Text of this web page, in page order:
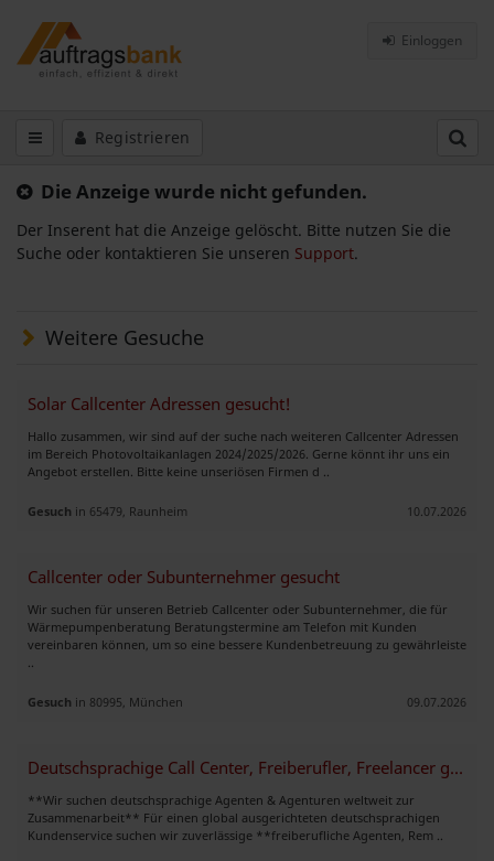
Einloggen
Registrieren
Die Anzeige wurde nicht gefunden.
Der Inserent hat die Anzeige gelöscht. Bitte nutzen Sie die
Suche oder kontaktieren Sie unseren Support.
Weitere Gesuche
Solar Callcenter Adressen gesucht!
Hallo zusammen, wir sind auf der suche nach weiteren Callcenter Adressen
im Bereich Photovoltaikanlagen 2024/2025/2026. Gerne könnt ihr uns ein
Angebot erstellen. Bitte keine unseriösen Firmen d ..
Gesuch in 65479, Raunheim 10.07.2026
Callcenter oder Subunternehmer gesucht
Wir suchen für unseren Betrieb Callcenter oder Subunternehmer, die für
Wärmepumpenberatung Beratungstermine am Telefon mit Kunden
vereinbaren können, um so eine bessere Kundenbetreuung zu gewährleiste
Gesuch in 80995, München 09.07.2026
Deutschsprachige Call Center, Freiberufler, Freelancer gesucht
**Wir suchen deutschsprachige Agenten & Agenturen weltweit zur
Zusammenarbeit** Für einen global ausgerichteten deutschsprachigen
Kundenservice suchen wir zuverlässige **freiberufliche Agenten, Rem ..